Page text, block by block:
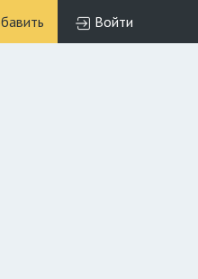
Войти